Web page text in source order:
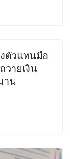
งตัวแทนมือ
ายเงิน
าน